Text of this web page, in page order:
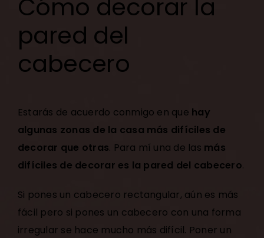
Cómo decorar la
pared del
cabecero
Estarás de acuerdo conmigo en que hay
algunas zonas de la casa más difíciles de
decorar que otras. Para mí una de las más
difíciles de decorar es la pared del cabecero.
Si pones un cabecero rectangular, aún es más
fácil pero si pones un cabecero con una forma
irregular se hace mucho más difícil. Poner un